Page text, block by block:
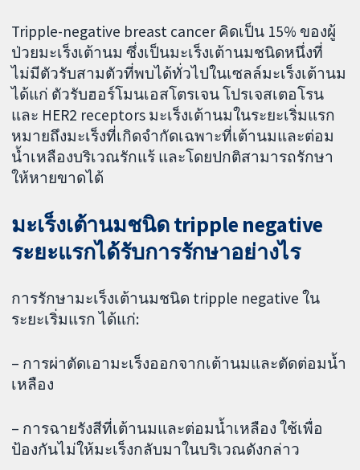
Tripple-negative breast cancer คิดเป็น 15% ของผู้
ป่วยมะเร็งเต้านม ซึ่งเป็นมะเร็งเต้านมชนิดหนึ่งที่
ไม่มีตัวรับสามตัวที่พบได้ทั่วไปในเซลล์มะเร็งเต้านม
ได้แก่ ตัวรับฮอร์โมนเอสโตรเจน โปรเจสเตอโรน
และ HER2 receptors มะเร็งเต้านมในระยะเริ่มแรก
หมายถึงมะเร็งที่เกิดจำกัดเฉพาะที่เต้านมและต่อม
น้ำเหลืองบริเวณรักแร้ และโดยปกติสามารถรักษา
ให้หายขาดได้
มะเร็งเต้านมชนิด tripple negative
ระยะแรกได้รับการรักษาอย่างไร
การรักษามะเร็งเต้านมชนิด tripple negative ใน
ระยะเริ่มแรก ได้แก่:
– การผ่าตัดเอามะเร็งออกจากเต้านมและตัดต่อมน้ำ
เหลือง
– การฉายรังสีที่เต้านมและต่อมน้ำเหลือง ใช้เพื่อ
ป้องกันไม่ให้มะเร็งกลับมาในบริเวณดังกล่าว